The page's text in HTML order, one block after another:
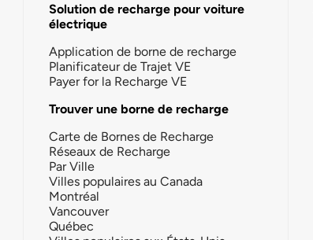
Solution de recharge pour voiture
électrique
Application de borne de recharge
Planificateur de Trajet VE
Payer for la Recharge VE
Trouver une borne de recharge
Carte de Bornes de Recharge
Réseaux de Recharge
Par Ville
Villes populaires au Canada
Montréal
Vancouver
Québec